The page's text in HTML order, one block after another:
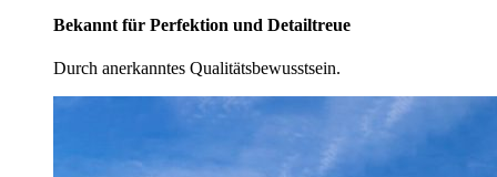
Bekannt für Perfektion und Detailtreue
Durch anerkanntes Qualitätsbewusstsein.